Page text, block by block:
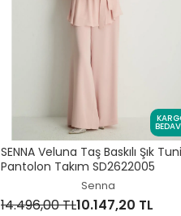
SENNA Veluna Taş Baskılı Şık
Pantolon Takım SD2622005
Senna
14.496,00 TL10.147,20 TL